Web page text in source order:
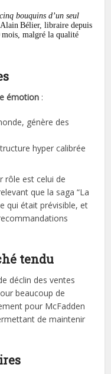
bouquins d’un seul
Alain Bélier, libraire depuis
mois, malgré la qualité
émotion :
génère des
hyper calibrée
rôle est celui de
que la saga “La
qui était prévisible, et
tendu
déclin des ventes
beaucoup de
pour McFadden
de maintenir